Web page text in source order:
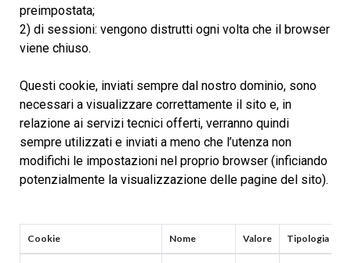
WINES
VISITS
HOSPITALITY
ABOUT
PHOTOGALLERY
preimpostata;
2) di sessioni: vengono distrutti ogni volta che il browser
viene chiuso.
Questi cookie, inviati sempre dal nostro dominio, sono
necessari a visualizzare correttamente il sito e, in
relazione ai servizi tecnici offerti, verranno quindi
sempre utilizzati e inviati a meno che l’utenza non
modifichi le impostazioni nel proprio browser (inficiando
potenzialmente la visualizzazione delle pagine del sito).
Cookie Nome Valore Tipologia